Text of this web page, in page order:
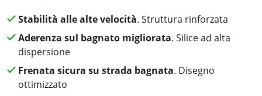
Stabilità alle alte velocità. Struttura rinforzata
Aderenza sul bagnato migliorata. Silice ad alta
dispersione
Frenata sicura su strada bagnata. Disegno
ottimizzato